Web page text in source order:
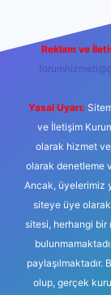
Reklam ve
Yasal Uyarı:
ve İletişim
olarak hizmet
olarak denetleme
Ancak, üyelerimiz
siteye üye
sitesi, herhangi bir
paylaşılmaktadır.
olup, gerçek